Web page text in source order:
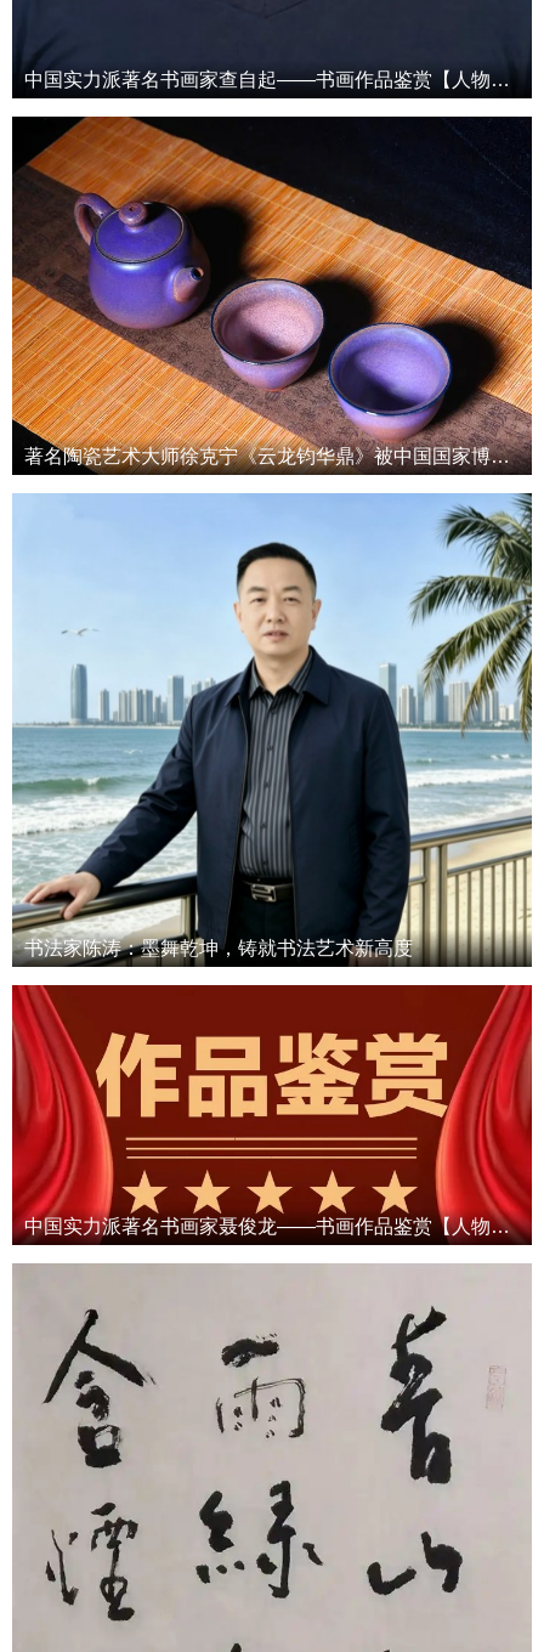
中国实力派著名书画家查自起——书画作品鉴赏【人物艺术专访】
著名陶瓷艺术大师徐克宁《云龙钧华鼎》被中国国家博物馆收藏
书法家陈涛：墨舞乾坤，铸就书法艺术新高度
中国实力派著名书画家聂俊龙——书画作品鉴赏【人物艺术专访】